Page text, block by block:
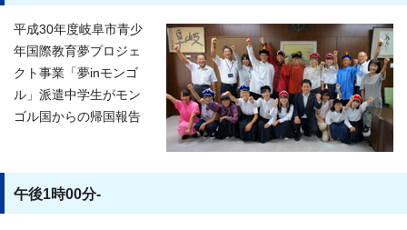
平成30年度岐阜市青少
年国際教育夢プロジェ
クト事業「夢inモンゴ
ル」派遣中学生がモン
ゴル国からの帰国報告
午後1時00分-